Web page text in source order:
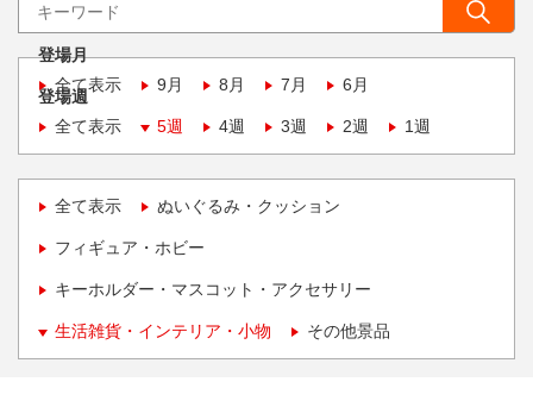
登場月
全て表示
9月 8月 7月 6月
登場週
全て表示
5週 4週 3週 2週 1週
全て表示 ぬいぐるみ・クッション
フィギュア・ホビー
キーホルダー・マスコット・アクセサリー
生活雑貨・インテリア・小物 その他景品